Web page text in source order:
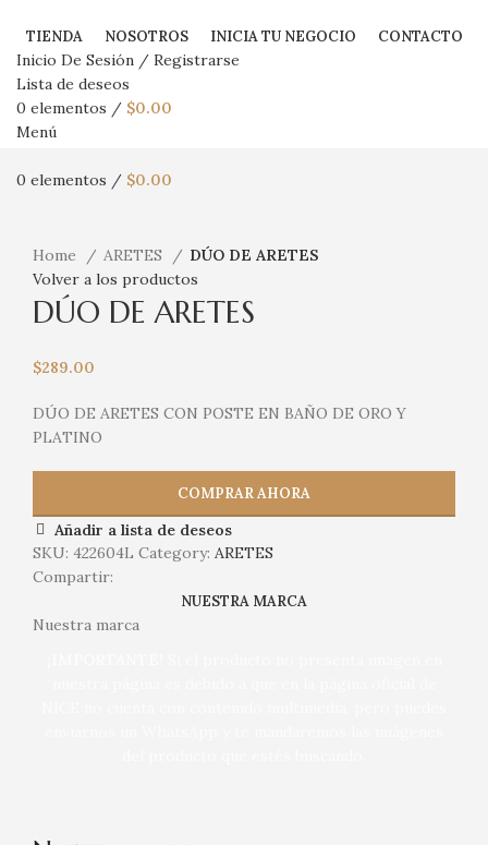
TIENDA NOSOTROS INICIA TU NEGOCIO CONTACTO
Inicio De Sesión / Registrarse
Lista de deseos
0 elementos / $0.00
Menú
0 elementos / $0.00
Home
ARETES
DÚO DE ARETES
Volver a los productos
DÚO DE ARETES
$289.00
DÚO DE ARETES CON POSTE EN BAÑO DE ORO Y
PLATINO
COMPRAR AHORA
Añadir a lista de deseos
SKU: 422604L Category: ARETES
Compartir:
NUESTRA MARCA
Nuestra marca